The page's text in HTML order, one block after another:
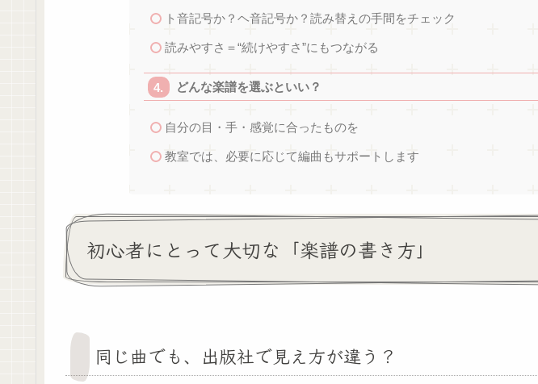
ト音記号か？ヘ音記号か？読み替えの手間をチェック
読みやすさ＝“続けやすさ”にもつながる
どんな楽譜を選ぶといい？
自分の目・手・感覚に合ったものを
教室では、必要に応じて編曲もサポートします
初心者にとって大切な「楽譜の書き方」
同じ曲でも、出版社で見え方が違う？